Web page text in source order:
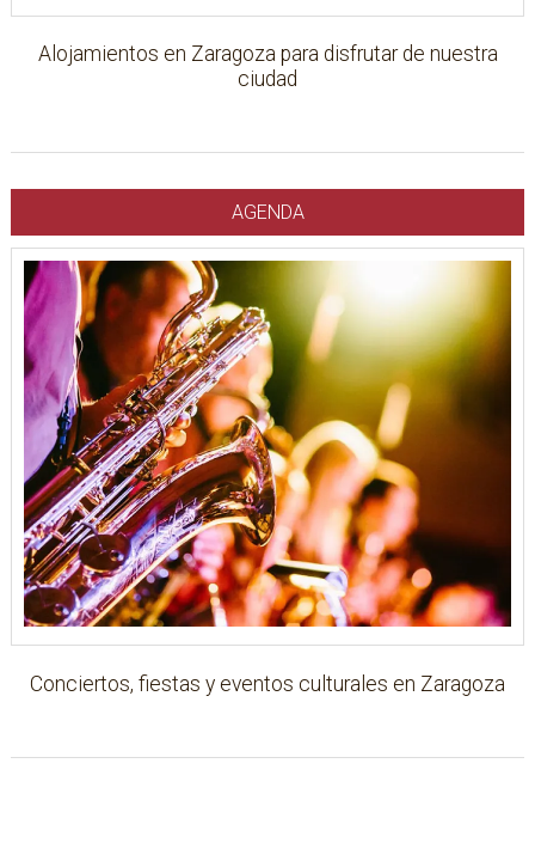
Alojamientos en Zaragoza para disfrutar de nuestra
ciudad
AGENDA
Conciertos, fiestas y eventos culturales en Zaragoza